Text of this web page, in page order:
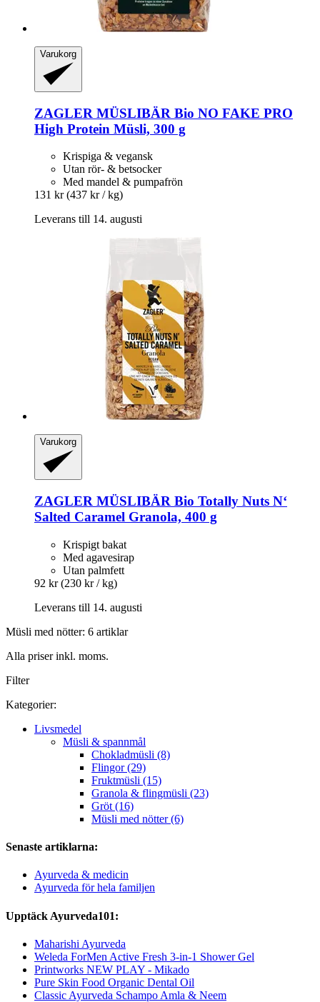
Varukorg
ZAGLER MÜSLIBÄR Bio NO FAKE PRO
High Protein Müsli, 300 g
Krispiga & vegansk
Utan rör- & betsocker
Med mandel & pumpafrön
131 kr (437 kr / kg)
Leverans till 14. augusti
Varukorg
ZAGLER MÜSLIBÄR Bio Totally Nuts N‘
Salted Caramel Granola, 400 g
Krispigt bakat
Med agavesirap
Utan palmfett
92 kr (230 kr / kg)
Leverans till 14. augusti
Müsli med nötter: 6 artiklar
Alla priser inkl. moms.
Filter
Kategorier:
Livsmedel
Müsli & spannmål
Chokladmüsli (8)
Flingor (29)
Fruktmüsli (15)
Granola & flingmüsli (23)
Gröt (16)
Müsli med nötter (6)
Senaste artiklarna:
Ayurveda & medicin
Ayurveda för hela familjen
Upptäck Ayurveda101:
Maharishi Ayurveda
Weleda ForMen Active Fresh 3-in-1 Shower Gel
Printworks NEW PLAY - Mikado
Pure Skin Food Organic Dental Oil
Classic Ayurveda Schampo Amla & Neem